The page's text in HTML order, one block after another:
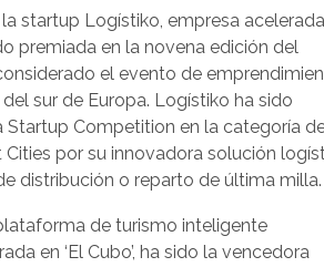
startup Logístiko, empresa
premiada en la novena edición del
el evento de
sur de Europa. Logístiko ha sido
Startup Competition en la categoría
por su innovadora solución
distribución o reparto de última milla.
de turismo inteligente
en ‘El Cubo’, ha sido la vencedora